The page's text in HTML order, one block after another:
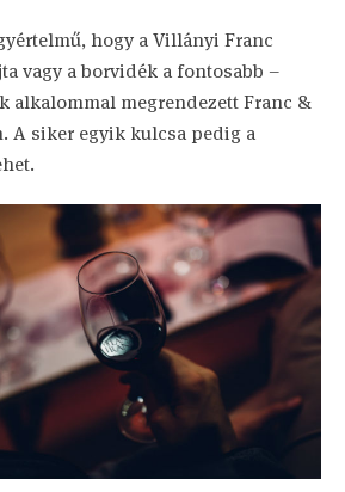
hogy a Villányi Franc
vagy a borvidék a fontosabb –
alkalommal megrendezett Franc &
A siker egyik kulcsa pedig a